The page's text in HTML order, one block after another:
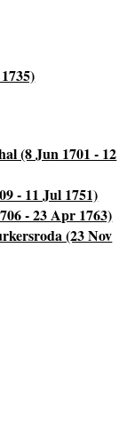
(8 Jun 1701 - 12
- 11 Jul 1751)
- 23 Apr 1763)
(23 Nov